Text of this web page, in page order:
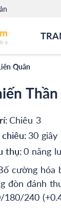
Quân
Thần
Chiêu 3
30 giây
thụ:0 năng
cường hóa
đòn đánh
180/240